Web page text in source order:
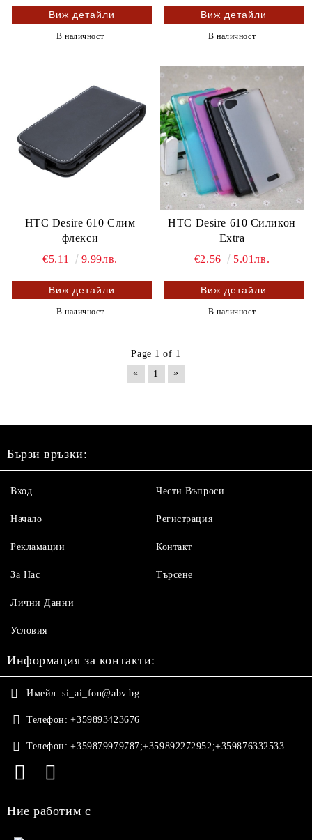
Виж детайли
В наличност
Виж детайли
В наличност
HTC Desire 610 Слим
флекси
€5.11
9.99лв.
Виж детайли
В наличност
HTC Desire 610 Силикон
Extra
€2.56
5.01лв.
Виж детайли
В наличност
Page 1 of 1
«
1 »
Бързи връзки:
Вход
Начало
Рекламации
За Нас
Чести Въпроси
Регистрация
Контакт
Търсене
Лични Данни
Условия
Информация за контакти:
Имейл: si_ai_fon@abv.bg
Телефон: +359893423676
Телефон: +359879979787;+359892272952;+359876332533
Ние работим с